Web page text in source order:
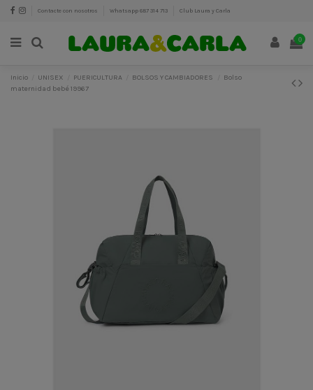
Contacte con nosotros Whatsapp 687 314 713 Club Laura y Carla
0
Inicio UNISEX PUERICULTURA BOLSOS Y CAMBIADORES
Bolso
maternidad bebé 19967